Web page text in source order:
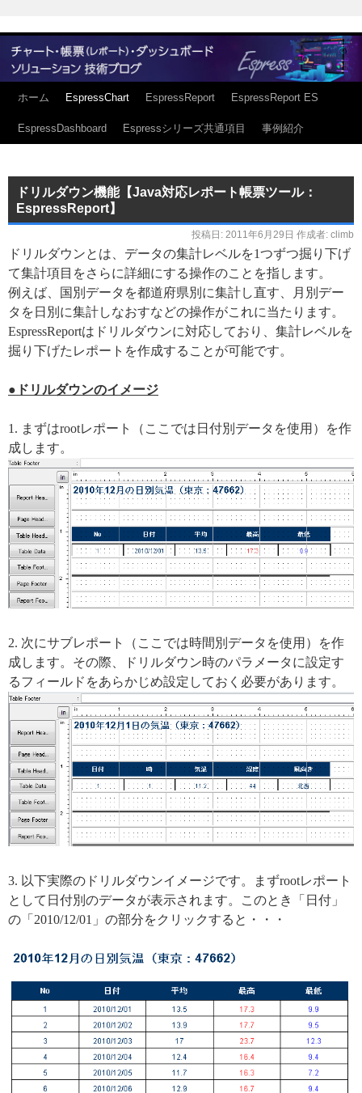
ホーム EspressChart EspressReport EspressReport ES
EspressDashboard Espressシリーズ共通項目 事例紹介
ドリルダウン機能【Java対応レポート帳票ツール：
EspressReport】
投稿日: 2011年6月29日 作成者: climb
ドリルダウンとは、データの集計レベルを1つずつ掘り下げ
て集計項目をさらに詳細にする操作のことを指します。
例えば、国別データを都道府県別に集計し直す、月別デー
タを日別に集計しなおすなどの操作がこれに当たります。
EspressReportはドリルダウンに対応しており、集計レベルを
掘り下げたレポートを作成することが可能です。
●ドリルダウンのイメージ
1. まずはrootレポート（ここでは日付別データを使用）を作
成します。
2. 次にサブレポート（ここでは時間別データを使用）を作
成します。その際、ドリルダウン時のパラメータに設定す
るフィールドをあらかじめ設定しておく必要があります。
3. 以下実際のドリルダウンイメージです。まずrootレポート
として日付別のデータが表示されます。このとき「日付」
の「2010/12/01」の部分をクリックすると・・・